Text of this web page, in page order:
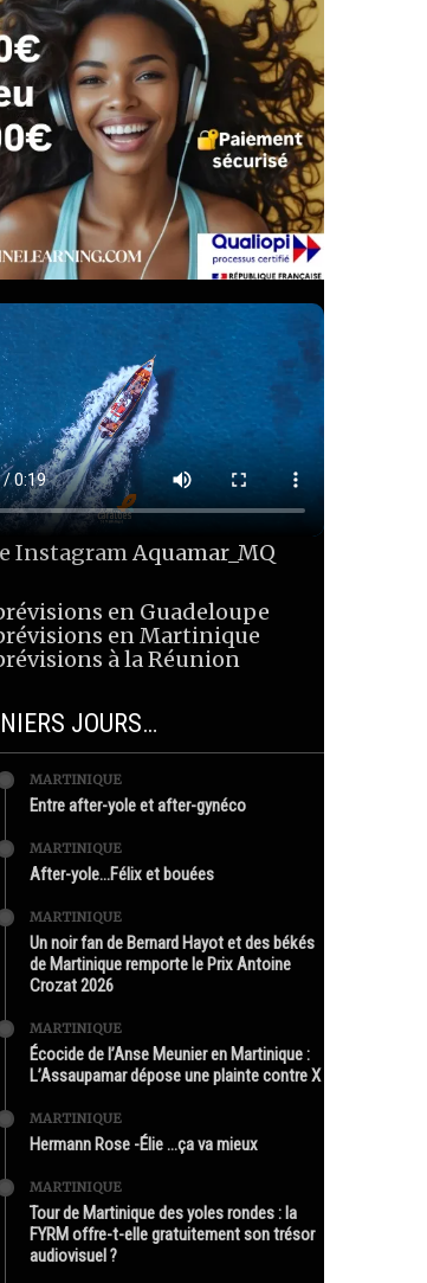
InstagramAquamar_MQ
en Guadeloupe
en Martinique
à la Réunion
JOURS…
MARTINIQUE
Entre after-yole et after-gynéco
MARTINIQUE
After-yole…Félix et bouées
MARTINIQUE
Un noir fan de Bernard Hayot et des békés
de Martinique remporte le Prix Antoine
Crozat 2026
MARTINIQUE
Écocide de l’Anse Meunier en Martinique :
L’Assaupamar dépose une plainte contre X
MARTINIQUE
Hermann Rose -Élie …ça va mieux
MARTINIQUE
Tour de Martinique des yoles rondes : la
FYRM offre-t-elle gratuitement son trésor
audiovisuel ?